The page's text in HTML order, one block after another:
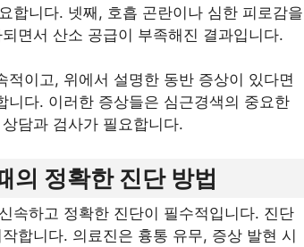
합니다. 넷째, 호흡 곤란이나 심한 피로감을
면서 산소 공급이 부족해진 결과입니다.
이고, 위에서 설명한 동반 증상이 있다면
다. 이러한 증상들은 심근경색의 중요한
담과 검사가 필요합니다.
의 정확한 진단 방법
속하고 정확한 진단이 필수적입니다. 진단
합니다. 의료진은 흉통 유무, 증상 발현 시